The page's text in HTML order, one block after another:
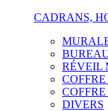
CADRANS,
RÉVEIL
DIVERS